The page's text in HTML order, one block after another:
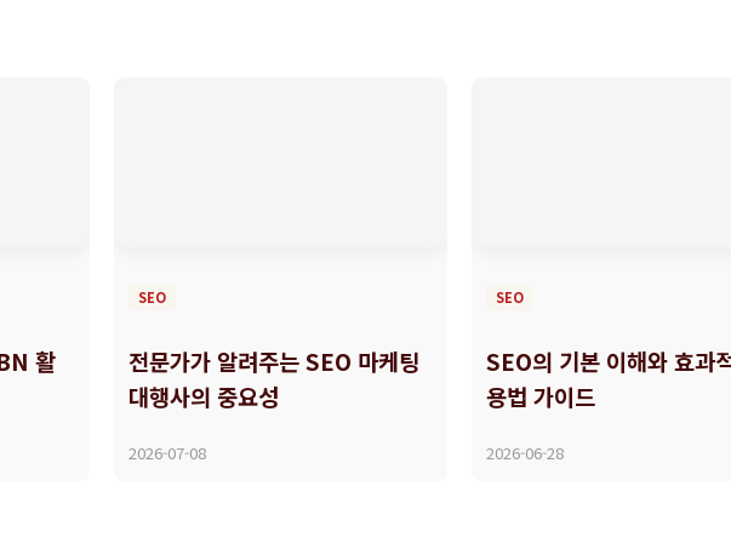
활
SEO
전문가가 알려주는 SEO 마케팅
대행사의 중요성
2026-07-08
SEO
SEO의 기본 이해와 효과
용법 가이드
2026-06-28